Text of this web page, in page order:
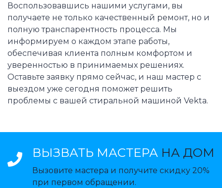
Воспользовавшись нашими услугами, вы
получаете не только качественный ремонт, но и
полную транспарентность процесса. Мы
информируем о каждом этапе работы,
обеспечивая клиента полным комфортом и
уверенностью в принимаемых решениях.
Оставьте заявку прямо сейчас, и наш мастер с
выездом уже сегодня поможет решить
проблемы с вашей стиральной машиной Vekta.
ВЫЗВАТЬ МАСТЕРА НА ДОМ
Вызовите мастера и получите скидку 20%
при первом обращении.